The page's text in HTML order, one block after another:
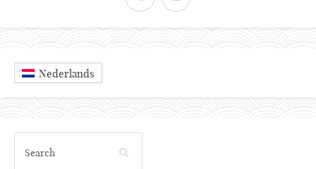
Nederlands